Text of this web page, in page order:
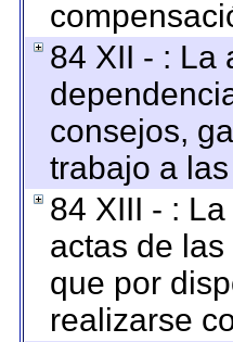
84 XII - : La
consejos,
trabajo a
84 XIII - :
actas de
que por
realizarse